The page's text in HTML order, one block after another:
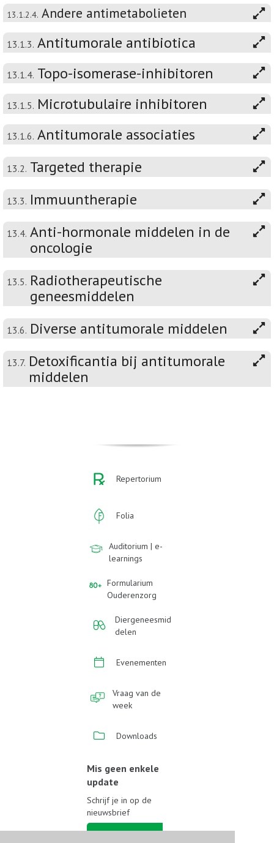
13.1.2.4. Andere antimetabolieten
13.1.3. Antitumorale antibiotica
13.1.4. Topo-isomerase-inhibitoren
13.1.5. Microtubulaire inhibitoren
13.1.6. Antitumorale associaties
13.2. Targeted therapie
13.3. Immuuntherapie
13.4. Anti-hormonale middelen in de
oncologie
13.5. Radiotherapeutische
geneesmiddelen
13.6. Diverse antitumorale middelen
13.7. Detoxificantia bij antitumorale
middelen
Repertorium
Folia
Auditorium | e-
learnings
Formularium
Ouderenzorg
Diergeneesmid
delen
Evenementen
Vraag van de
week
Downloads
Mis geen enkele
update
Schrijf je in op de
nieuwsbrief